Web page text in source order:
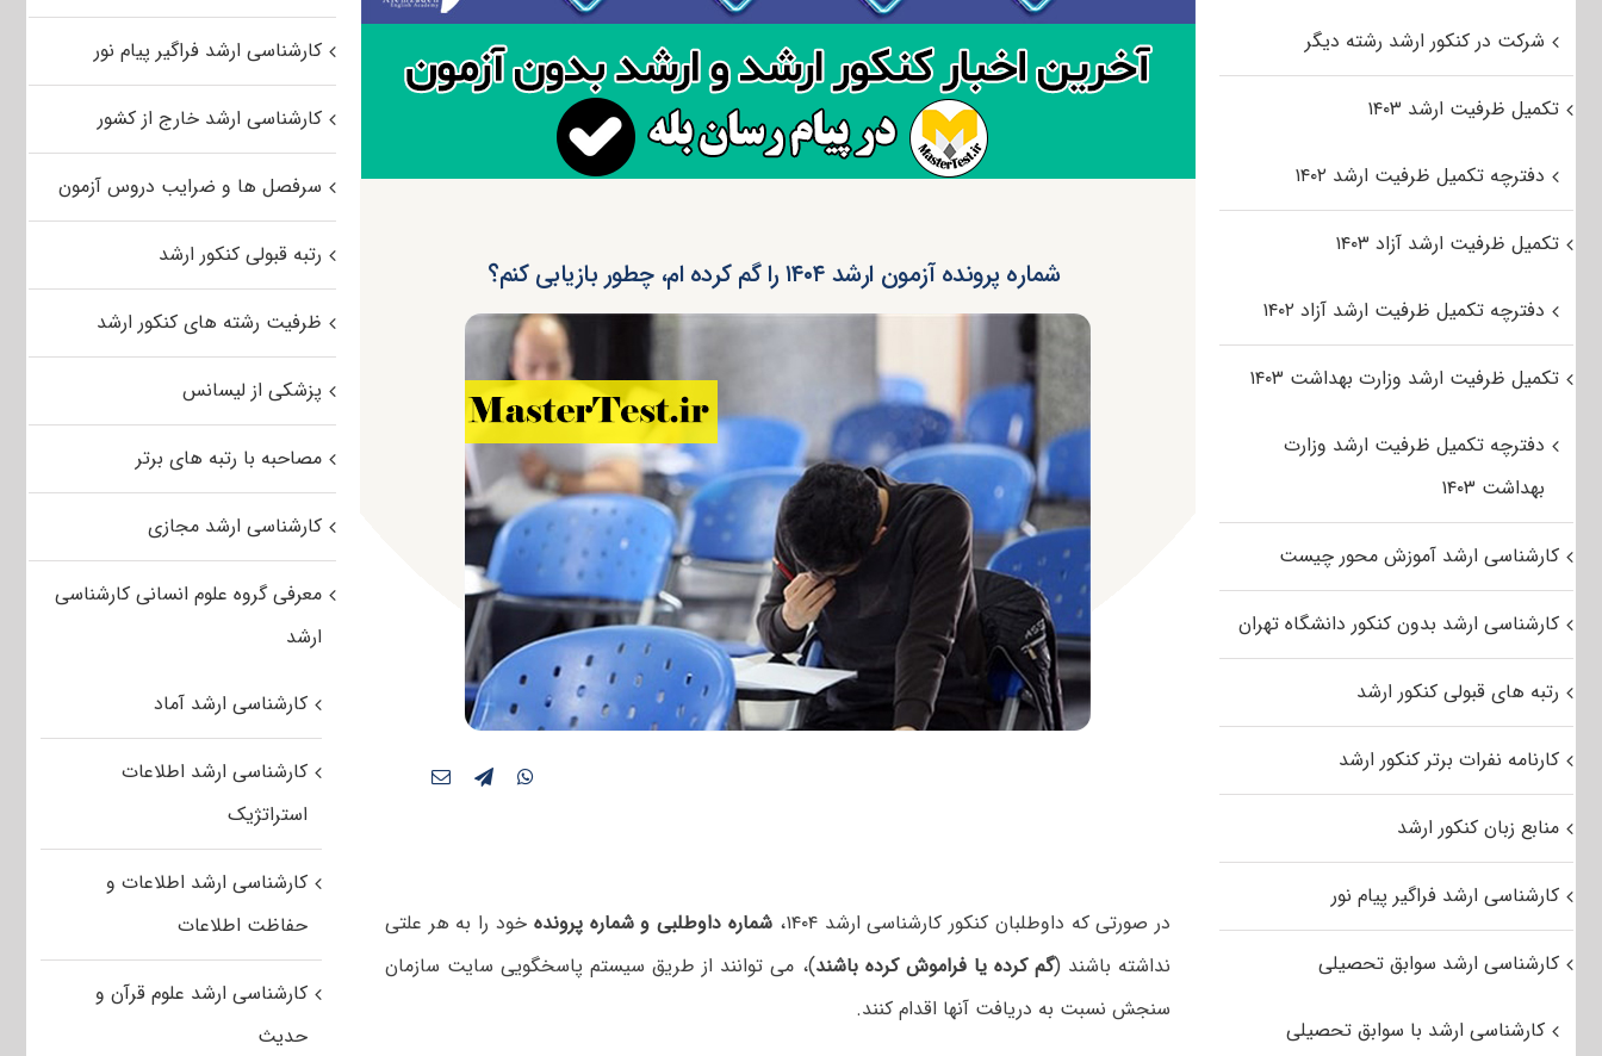
شماره پرونده آزمون ارشد ۱۴۰۴ را گم کرده ام، چطور بازیابی کنم؟
در صورتی که داوطلبان کنکور کارشناسی ارشد ۱۴۰۴، شماره داوطلبی و شماره پرونده خود را به هر علتی
نداشته باشند (گم کرده یا فراموش کرده باشند)، می توانند از طریق سیستم پاسخگویی سایت سازمان
سنجش نسبت به دریافت آنها اقدام کنند.
کارشناسی ارشد فراگیر پیام نور
کارشناسی ارشد خارج از کشور
سرفصل ها و ضرایب دروس آزمون
رتبه قبولی کنکور ارشد
ظرفیت رشته های کنکور ارشد
پزشکی از لیسانس
مصاحبه با رتبه های برتر
کارشناسی ارشد مجازی
معرفی گروه علوم انسانی کارشناسی
ارشد
کارشناسی ارشد آماد
کارشناسی ارشد اطلاعات
استراتژیک
کارشناسی ارشد اطلاعات و
حفاظت اطلاعات
کارشناسی ارشد علوم قرآن و
حدیث
شرکت در کنکور ارشد رشته دیگر
تکمیل ظرفیت ارشد ۱۴۰۳
دفترچه تکمیل ظرفیت ارشد ۱۴۰۲
تکمیل ظرفیت ارشد آزاد ۱۴۰۳
دفترچه تکمیل ظرفیت ارشد آزاد ۱۴۰۲
تکمیل ظرفیت ارشد وزارت بهداشت ۱۴۰۳
دفترچه تکمیل ظرفیت ارشد وزارت
بهداشت ۱۴۰۳
کارشناسی ارشد آموزش محور چیست
کارشناسی ارشد بدون کنکور دانشگاه تهران
رتبه های قبولی کنکور ارشد
کارنامه نفرات برتر کنکور ارشد
منابع زبان کنکور ارشد
کارشناسی ارشد فراگیر پیام نور
کارشناسی ارشد سوابق تحصیلی
کارشناسی ارشد با سوابق تحصیلی